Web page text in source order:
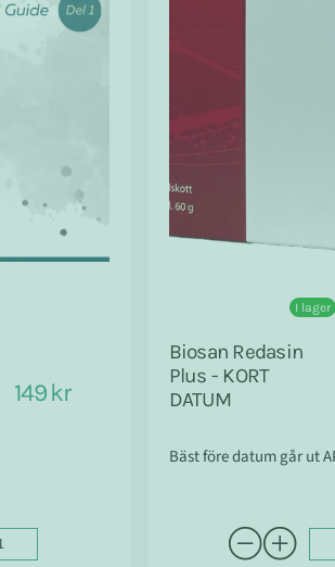
149 kr
I lager
Biosan Redasin
Plus - KORT
DATUM
Bäst före datum går ut